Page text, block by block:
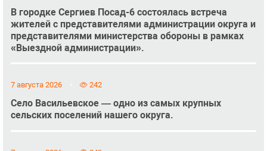
В городке Сергиев Посад-6 состоялась встреча
жителей с представителями администрации округа и
представителями министерства обороны в рамках
«Выездной администрации».
7 августа 2026 242
Село Васильевское — одно из самых крупных
сельских поселений нашего округа.